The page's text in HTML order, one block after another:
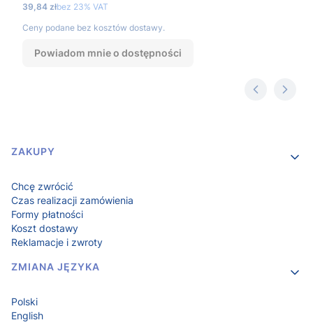
Cena netto
39,84 złbez 23% VAT
Ceny podane bez kosztów dostawy.
Powiadom mnie o dostępności
Linki w stopce
ZAKUPY
Chcę zwrócić
Czas realizacji zamówienia
Formy płatności
Koszt dostawy
Reklamacje i zwroty
ZMIANA JĘZYKA
Polski
English